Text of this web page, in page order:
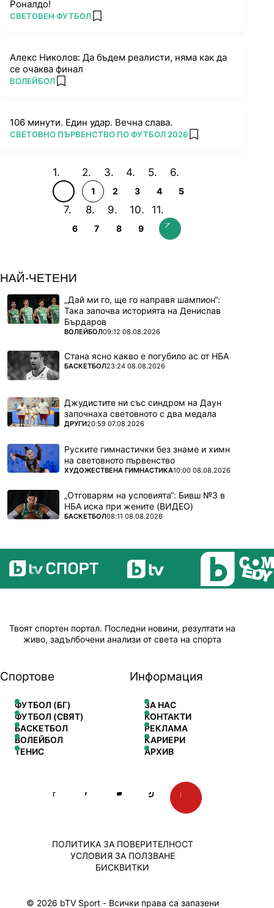
Роналдо!
ПОВЕЧЕ ОТ
СВЕТОВЕН ФУТБОЛ add favorites
Алекс Николов: Да бъдем реалисти, няма как да
се очаква финал
ПОВЕЧЕ ОТ
ВОЛЕЙБОЛ add favorites
106 минути. Един удар. Вечна слава.
ПОВЕЧЕ ОТ
СВЕТОВНО ПЪРВЕНСТВО ПО ФУТБОЛ 2026 add favorites
1 2 3 4 5
6 7 8 9
НАЙ-ЧЕТЕНИ
„Дай ми го, ще го направя шампион“:
Така започва историята на Денислав
Бърдаров
ПОВЕЧЕ ОТ
ВОЛЕЙБОЛ09:12 08.08.2026
Стана ясно какво е погубило ас от НБА
ПОВЕЧЕ ОТ
БАСКЕТБОЛ23:24 08.08.2026
Джудистите ни със синдром на Даун
започнаха световното с два медала
ПОВЕЧЕ ОТ
ДРУГИ20:59 07.08.2026
Руските гимнастички без знаме и химн
на световното първенство
ПОВЕЧЕ ОТ
ХУДОЖЕСТВЕНА ГИМНАСТИКА10:00 08.08.2026
„Отговарям на условията“: Бивш №3 в
НБА иска при жените (ВИДЕО)
ПОВЕЧЕ ОТ
БАСКЕТБОЛ08:11 08.08.2026
Твоят спортен портал. Последни новини, резултати на
живо, задълбочени анализи от света на спорта
Спортове
ФУТБОЛ (БГ)
ФУТБОЛ (СВЯТ)
БАСКЕТБОЛ
ВОЛЕЙБОЛ
ТЕНИС
Информация
ЗА НАС
КОНТАКТИ
РЕКЛАМА
КАРИЕРИ
АРХИВ
© 2026 bTV Sport - Всички права са запазени
ПОЛИТИКА ЗА ПОВЕРИТЕЛНОСТ
УСЛОВИЯ ЗА ПОЛЗВАНЕ
БИСКВИТКИ